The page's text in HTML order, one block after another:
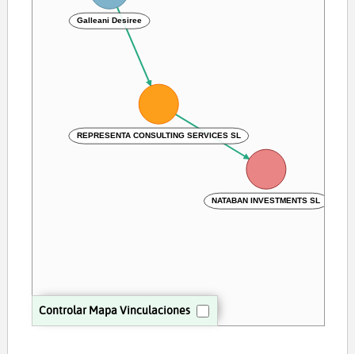
Controlar Mapa Vinculaciones
NATABAN INVESTMENTS SL
REPRESENTA CONSULTING SERVICES SL
Galleani Desiree